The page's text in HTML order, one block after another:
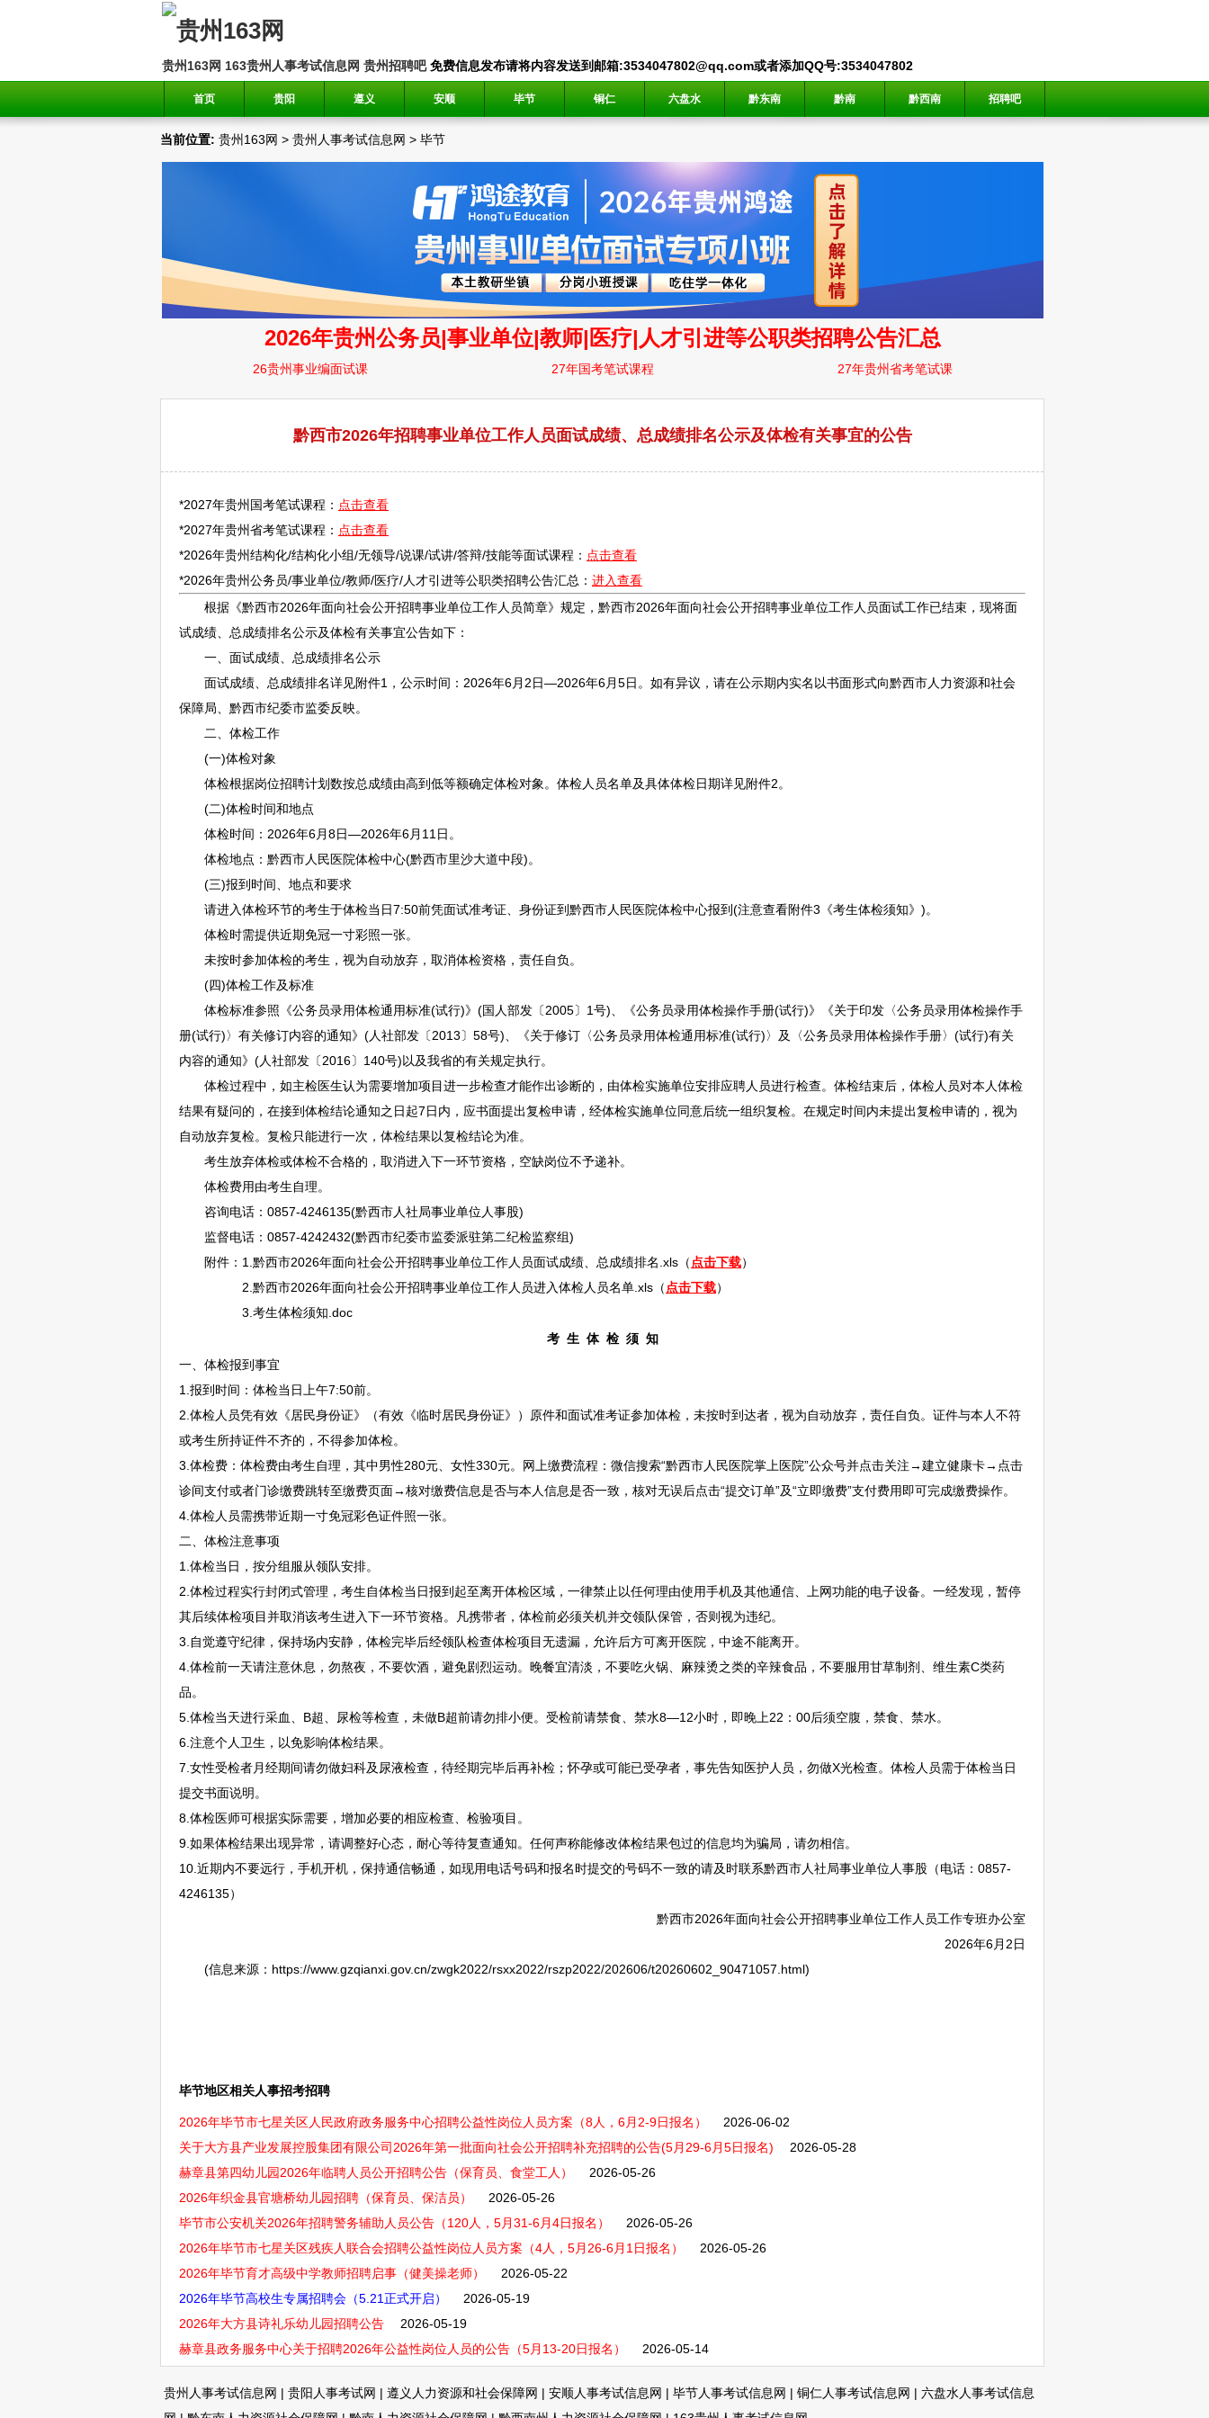
贵州163网 163贵州人事考试信息网 贵州招聘吧免费信息发布请将内容发送到邮箱:3534047802@qq.com或者添加QQ号:3534047802
首页 贵阳 遵义 安顺 毕节 铜仁 六盘水 黔东南 黔南 黔西南 招聘吧
当前位置: 贵州163网 > 贵州人事考试信息网 > 毕节
黔西市2026年招聘事业单位工作人员面试成绩、总成绩排名公示及体检有关事宜的公告
*2027年贵州国考笔试课程： 点击查看
*2027年贵州省考笔试课程： 点击查看
*2026年贵州结构化/结构化小组/无领导/说课/试讲/答辩/技能等面试课程： 点击查看
*2026年贵州公务员/事业单位/教师/医疗/人才引进等公职类招聘公告汇总： 进入查看
根据《黔西市2026年面向社会公开招聘事业单位工作人员简章》规定，黔西市2026年面向社会公开招聘事业单位工作人员面试工作已结束，现将面
试成绩、总成绩排名公示及体检有关事宜公告如下：
一、面试成绩、总成绩排名公示
面试成绩、总成绩排名详见附件1，公示时间：2026年6月2日—2026年6月5日。如有异议，请在公示期内实名以书面形式向黔西市人力资源和社会
保障局、黔西市纪委市监委反映。
二、体检工作
(一)体检对象
体检根据岗位招聘计划数按总成绩由高到低等额确定体检对象。体检人员名单及具体体检日期详见附件2。
(二)体检时间和地点
体检时间：2026年6月8日—2026年6月11日。
体检地点：黔西市人民医院体检中心(黔西市里沙大道中段)。
(三)报到时间、地点和要求
请进入体检环节的考生于体检当日7:50前凭面试准考证、身份证到黔西市人民医院体检中心报到(注意查看附件3《考生体检须知》)。
体检时需提供近期免冠一寸彩照一张。
未按时参加体检的考生，视为自动放弃，取消体检资格，责任自负。
(四)体检工作及标准
体检标准参照《公务员录用体检通用标准(试行)》(国人部发〔2005〕1号)、《公务员录用体检操作手册(试行)》《关于印发〈公务员录用体检操作手
册(试行)〉有关修订内容的通知》(人社部发〔2013〕58号)、《关于修订〈公务员录用体检通用标准(试行)〉及〈公务员录用体检操作手册〉(试行)有关
内容的通知》(人社部发〔2016〕140号)以及我省的有关规定执行。
体检过程中，如主检医生认为需要增加项目进一步检查才能作出诊断的，由体检实施单位安排应聘人员进行检查。体检结束后，体检人员对本人体检
结果有疑问的，在接到体检结论通知之日起7日内，应书面提出复检申请，经体检实施单位同意后统一组织复检。在规定时间内未提出复检申请的，视为
自动放弃复检。复检只能进行一次，体检结果以复检结论为准。
考生放弃体检或体检不合格的，取消进入下一环节资格，空缺岗位不予递补。
体检费用由考生自理。
咨询电话：0857-4246135(黔西市人社局事业单位 人事股)
监督电话：0857-4242432(黔西市纪委市监委派驻第二纪检监察组)
附件：1.黔西市2026年面向社会公开招聘事业单位工作人员面试成绩、总成绩排名.xls（ 点击下载）
2.黔西市2026年面向社会公开招聘事业单位工作人员进入体检人员名单.xls（ 点击下载）
3.考生体检须知.doc
考 生 体 检 须 知
一、体检报到事宜
1.报到时间：体检当日上午7:50前。
2.体检人员凭有效《居民身份证》（有效《临时居民身份证》）原件和面试准考证参加体检，未按时到达者，视为自动放弃，责任自负。证件与本人不符
或考生所持证件不齐的，不得参加体检。
3.体检费：体检费由考生自理，其中男性280元、女性330元。网上缴费流程：微信搜索“黔西市人民医院掌上医院”公众号并点击关注→建立健康卡→点击
诊间支付或者门诊缴费跳转至缴费页面→核对缴费信息是否与本人信息是否一致，核对无误后点击“提交订单”及“立即缴费”支付费用即可完成缴费操作。
4.体检人员需携带近期一寸免冠彩色证件照一张。
二、体检注意事项
1.体检当日，按分组服从领队安排。
2.体检过程实行封闭式管理，考生自体检当日报到起至离开体检区域，一律禁止以任何理由使用手机及其他通信、上网功能的电子设备。一经发现，暂停
其后续体检项目并取消该考生进入下一环节资格。凡携带者，体检前必须关机并交领队保管，否则视为违纪。
3.自觉遵守纪律，保持场内安静，体检完毕后经领队检查体检项目无遗漏，允许后方可离开医院，中途不能离开。
4.体检前一天请注意休息，勿熬夜，不要饮酒，避免剧烈运动。晚餐宜清淡，不要吃火锅、麻辣烫之类的辛辣食品，不要服用甘草制剂、维生素C类药
品。
5.体检当天进行采血、B超、尿检等检查，未做B超前请勿排小便。受检前请禁食、禁水8—12小时，即晚上22：00后须空腹，禁食、禁水。
6.注意个人卫生，以免影响体检结果。
7.女性受检者月经期间请勿做妇科及尿液检查，待经期完毕后再补检；怀孕或可能已受孕者，事先告知医护人员，勿做X光检查。体检人员需于体检当日
提交书面说明。
8.体检医师可根据实际需要，增加必要的相应检查、检验项目。
9.如果体检结果出现异常，请调整好心态，耐心等待复查通知。任何声称能修改体检结果包过的信息均为骗局，请勿相信。
10.近期内不要远行，手机开机，保持通信畅通，如现用电话号码和报名时提交的号码不一致的请及时联系黔西市人社局事业单位 人事股（电话：0857-
4246135）
黔西市2026年面向社会公开招聘事业单位工作人员工作专班办公室
2026年6月2日
(信息来源：https://www.gzqianxi.gov.cn/zwgk2022/rsxx2022/rszp2022/202606/t20260602_90471057.html)
毕节地区相关人事招考招聘
2026年毕节市七星关区人民政府政务服务中心招聘公益性岗位人员方案（8人，6月2-9日报名）
2026-06-02
关于大方县产业发展控股集团有限公司2026年第一批面向社会公开招聘补充招聘的公告(5月29-6月5日报名)
2026-05-28
赫章县第四幼儿园2026年临聘人员公开招聘公告（保育员、食堂工人）
2026-05-26
2026年织金县官塘桥幼儿园招聘（保育员、保洁员）
2026-05-26
毕节市公安机关2026年招聘警务辅助人员公告（120人，5月31-6月4日报名）
2026-05-26
2026年毕节市七星关区残疾人联合会招聘公益性岗位人员方案（4人，5月26-6月1日报名）
2026-05-26
2026年毕节育才高级中学教师招聘启事（健美操老师）
2026-05-22
2026年毕节高校生专属招聘会（5.21正式开启）
2026-05-19
2026年大方县诗礼乐幼儿园招聘公告
2026-05-19
赫章县政务服务中心关于招聘2026年公益性岗位人员的公告（5月13-20日报名）
2026-05-14
贵州人事考试信息网 | 贵阳人事考试网 | 遵义人力资源和社会保障网 | 安顺人事考试信息网 | 毕节人事考试信息网 | 铜仁人事考试信息网 | 六盘水人事考试信息